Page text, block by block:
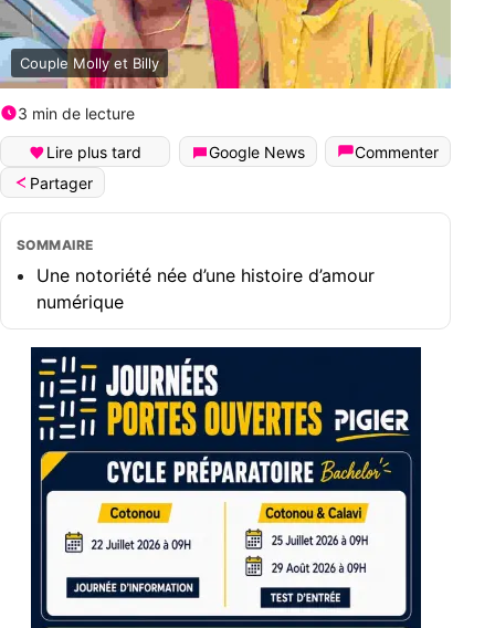
Couple Molly et Billy
3 min de lecture
Lire plus tard Google News
Commenter
Partager
SOMMAIRE
Une notoriété née d’une histoire d’amour
numérique